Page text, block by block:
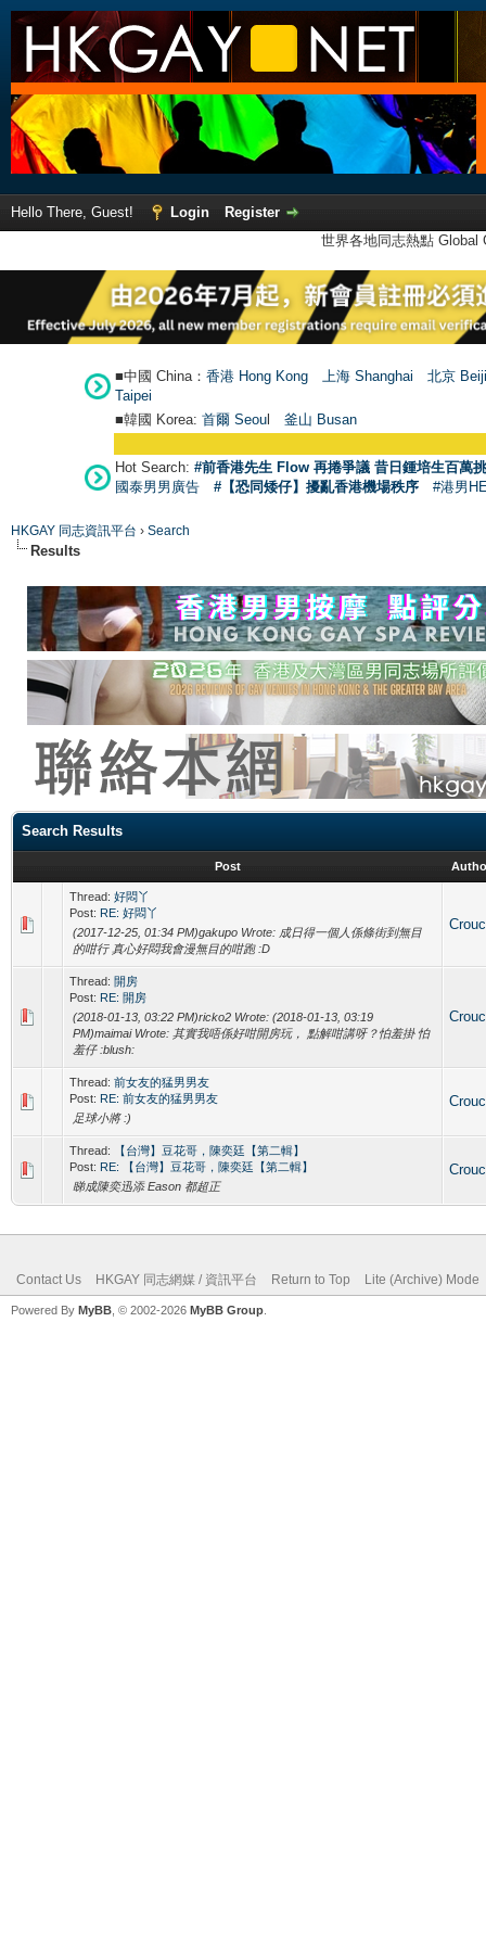
Hello There, Guest! Login
Register
世界各地同志熱點
■中國 China： 香港 Hong Kong 上海 Shanghai
北京
Taipei
■韓國 Korea: 首爾 Seoul 釜山 Busan
Hot Search: #前香港先生 Flow 再捲爭議 昔日鍾培生百萬
國泰男男廣告
#【恐同矮仔】擾亂香港機場秩序 #港男
HKGAY 同志資訊平台 › Search
Results
Search Results
Post
Thread: 好悶丫
Post: RE: 好悶丫
(2017-12-25, 01:34 PM)gakupo Wrote: 成日得一個人係條街到無目
的咁行 真心好悶我會漫無目的咁跑 :D
Thread: 開房
Post: RE: 開房
(2018-01-13, 03:22 PM)ricko2 Wrote: (2018-01-13, 03:19
PM)maimai Wrote: 其實我唔係好咁開房玩， 點解咁講呀？怕羞掛 怕
羞仔 :blush:
Thread: 前女友的猛男男友
Post: RE: 前女友的猛男男友
足球小將 :)
Thread:
【台灣】豆花哥，陳奕廷【第二輯】
Post: RE: 【台灣】豆花哥，陳奕廷【第二輯】
睇成陳奕迅添 Eason 都超正
Contact Us HKGAY 同志網媒 / 資訊平台 Return to Top Lite (Archive) Mode
Powered By MyBB , © 2002-2026 MyBB Group